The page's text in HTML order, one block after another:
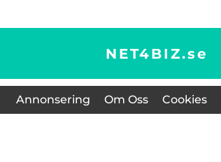
NET4BIZ.se
Annonsering Om Oss Cookies